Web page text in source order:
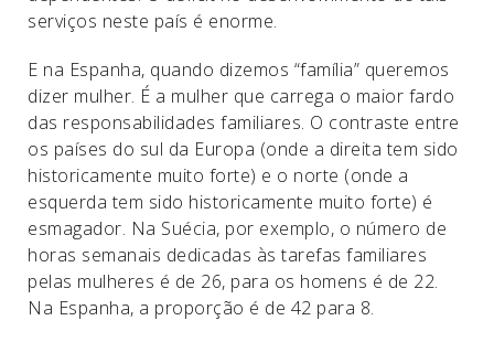
serviços neste país é enorme.
E na Espanha, quando dizemos “família” queremos
dizer mulher. É a mulher que carrega o maior fardo
das responsabilidades familiares. O contraste entre
os países do sul da Europa (onde a direita tem sido
historicamente muito forte) e o norte (onde a
esquerda tem sido historicamente muito forte) é
esmagador. Na Suécia, por exemplo, o número de
horas semanais dedicadas às tarefas familiares
pelas mulheres é de 26, para os homens é de 22.
Na Espanha, a proporção é de 42 para 8.